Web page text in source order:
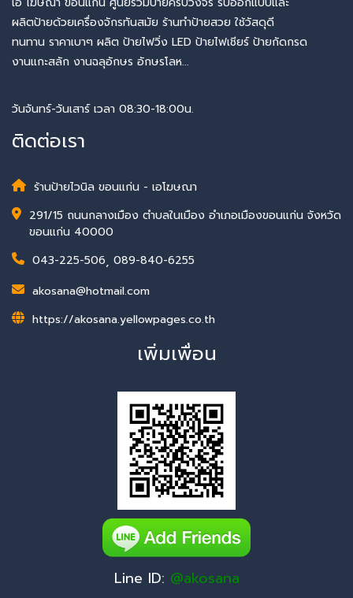
ผลิตป้ายด้วยเครื่องจักรทันสมัย ร้านทำป้ายสวย ใช้วัสดุดี
ทนทาน ราคาเบาๆ ผลิต ป้ายไฟวิ่ง LED ป้ายไฟเชียร์ ป้ายกัดกรด
งานแกะสลัก งานฉลุอักษร อักษรโลห...
วันจันทร์-วันเสาร์ เวลา 08:30-18:00น.
ติดต่อเรา
ร้านป้ายไวนิล ขอนแก่น - เอโฆษณา
291/15 ถนนกลางเมือง ตำบลในเมือง อำเภอเมืองขอนแก่น จังหวัด
ขอนแก่น 40000
043-225-506, 089-840-6255
akosana@hotmail.com
https://akosana.yellowpages.co.th
เพิ่มเพื่อน
Line ID: @akosana